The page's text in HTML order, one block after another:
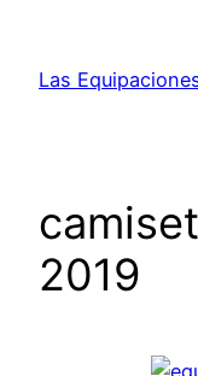
contenido
Las
2019